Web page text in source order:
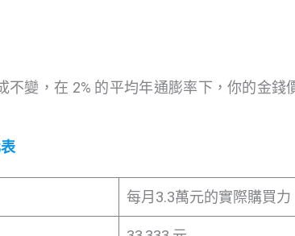
不變，在 2% 的平均年通膨率下，你的金錢
每月3.3萬元的實際購買力